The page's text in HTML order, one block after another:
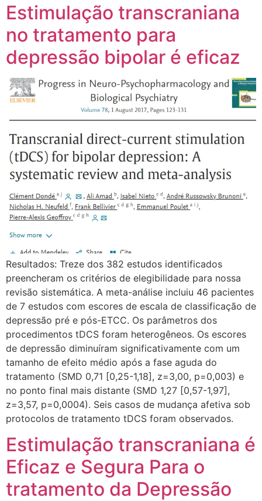
Estimulação transcraniana
no tratamento para
depressão bipolar é eficaz
Resultados: Treze dos 382 estudos identificados
preencheram os critérios de elegibilidade para nossa
revisão sistemática. A meta-análise incluiu 46 pacientes
de 7 estudos com escores de escala de classificação de
depressão pré e pós-ETCC. Os parâmetros dos
procedimentos tDCS foram heterogêneos. Os escores
de depressão diminuíram significativamente com um
tamanho de efeito médio após a fase aguda do
tratamento (SMD 0,71 [0,25-1,18], z=3,00, p=0,003) e
no ponto final mais distante (SMD 1,27 [0,57-1,97],
z=3,57, p=0,0004). Seis casos de mudança afetiva sob
protocolos de tratamento tDCS foram observados.
Estimulação transcraniana é
Eficaz e Segura Para o
tratamento da Depressão